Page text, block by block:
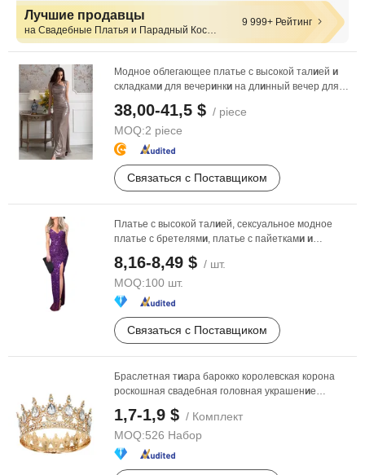
Лучшие продавцы
на Свадебные Платья и Парадный Костюм
9 999+ Рейтинг
Модное облегающее платье с высокой талией и
складками для вечеринки на длинный вечер для
38,00-41,5 $ / piece
MOQ:2 piece
Связаться с Поставщиком
Платье с высокой талией, сексуальное модное
платье с бретелями, платье с пайетками и
8,16-8,49 $ / шт.
MOQ:100 шт.
Связаться с Поставщиком
Браслетная тиара барокко королевская корона
роскошная свадебная головная украшение
нцессы для ...
1,7-1,9 $ / Комплект
MOQ:526 Набор